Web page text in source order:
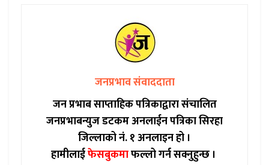
जनप्रभाव संवाददाता
जन प्रभाब साप्ताहिक पत्रिकाद्वारा संचालित
जनप्रभाबन्युज डटकम अनलाईन पत्रिका सिरहा
जिल्लाको नं. १ अनलाइन हो ।
हामीलाईफेसबुकमाफल्लो गर्न सक्नुहुन्छ ।